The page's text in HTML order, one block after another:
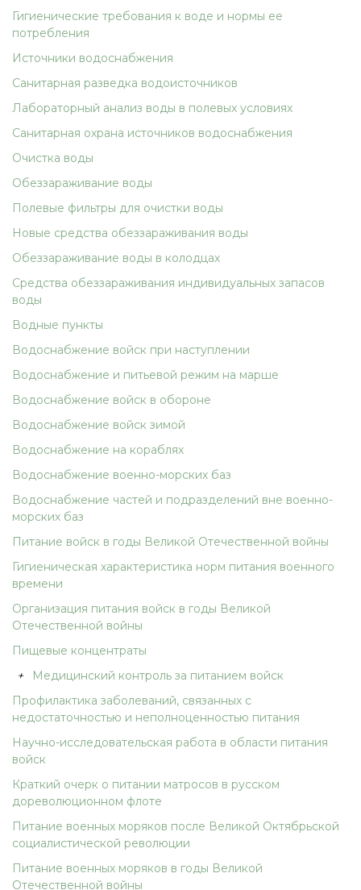
Гигиенические требования к воде и нормы ее
потребления
Источники водоснабжения
Санитарная разведка водоисточников
Лабораторный анализ воды в полевых условиях
Санитарная охрана источников водоснабжения
Очистка воды
Обеззараживание воды
Полевые фильтры для очистки воды
Новые средства обеззараживания воды
Обеззараживание воды в колодцах
Средства обеззараживания индивидуальных запасов
воды
Водные пункты
Водоснабжение войск при наступлении
Водоснабжение и питьевой режим на марше
Водоснабжение войск в обороне
Водоснабжение войск зимой
Водоснабжение на кораблях
Водоснабжение военно-морских баз
Водоснабжение частей и подразделений вне военно-
морских баз
Питание войск в годы Великой Отечественной войны
Гигиеническая характеристика норм питания военного
времени
Организация питания войск в годы Великой
Отечественной войны
Пищевые концентраты
+
Медицинский контроль за питанием войск
Профилактика заболеваний, связанных с
недостаточностью и неполноценностью питания
Научно-исследовательская работа в области питания
войск
Краткий очерк о питании матросов в русском
дореволюционном флоте
Питание военных моряков после Великой Октябрьской
социалистической революции
Питание военных моряков в годы Великой
Отечественной войны